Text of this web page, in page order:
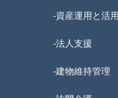
-資産運用と活用
-法人支援
-建物維持管理